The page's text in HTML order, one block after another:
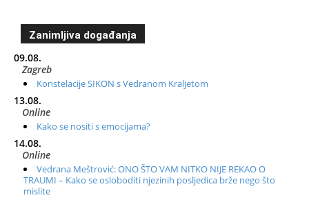
Zanimljiva događanja
09.08.
Zagreb
Konstelacije SIKON s Vedranom Kraljetom
13.08.
Online
Kako se nositi s emocijama?
14.08.
Online
Vedrana Meštrović: ONO ŠTO VAM NITKO NIJE REKAO O
TRAUMI – Kako se osloboditi njezinih posljedica brže nego što
mislite